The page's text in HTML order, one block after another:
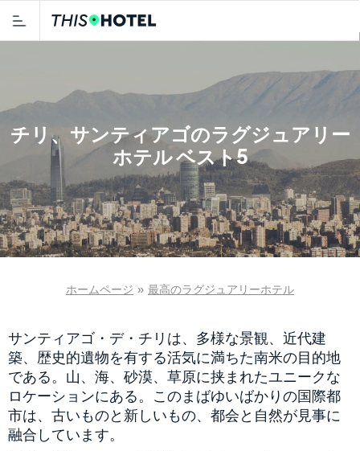
チリ、サンティアゴのラグジュアリー
ホテル ベスト5
ホームページ » 最高のラグジュアリーホテル
サンティアゴ・デ・チリは、多様な景観、近代建
築、歴史的遺物を有する活気に満ちた南米の目的地
である。山、海、砂漠、草原に挟まれたユニークな
ロケーションにある。このまばゆいばかりの国際都
市は、古いものと新しいもの、都会と自然が見事に
融合しています。